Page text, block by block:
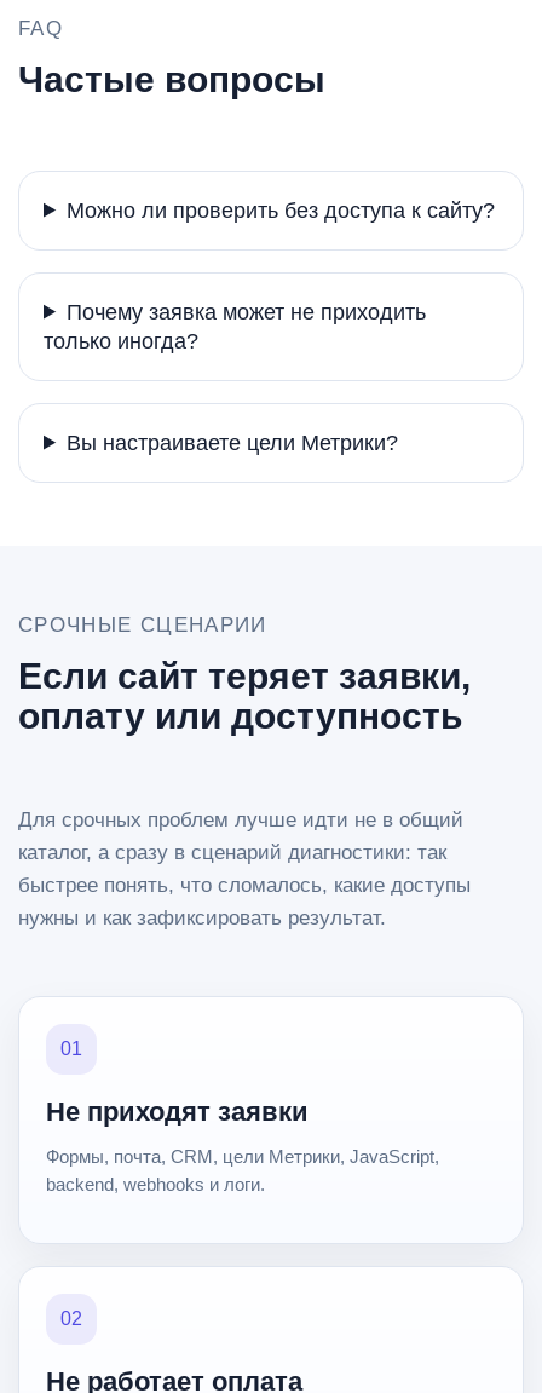
FAQ
Частые вопросы
Можно ли проверить без доступа к сайту?
Почему заявка может не приходить
только иногда?
Вы настраиваете цели Метрики?
СРОЧНЫЕ СЦЕНАРИИ
Если сайт теряет заявки,
оплату или доступность
Для срочных проблем лучше идти не в общий
каталог, а сразу в сценарий диагностики: так
быстрее понять, что сломалось, какие доступы
нужны и как зафиксировать результат.
01
Не приходят заявки
Формы, почта, CRM, цели Метрики, JavaScript,
backend, webhooks и логи.
02
Не работает оплата